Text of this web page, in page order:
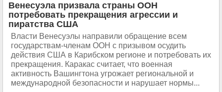
Венесуэла призвала страны ООН
потребовать прекращения агрессии и
пиратства США
Власти Венесуэлы направили обращение всем
государствам-членам ООН с призывом осудить
действия США в Карибском регионе и потребовать их
прекращения. Каракас считает, что военная
активность Вашингтона угрожает региональной и
международной безопасности и нарушает нормы...